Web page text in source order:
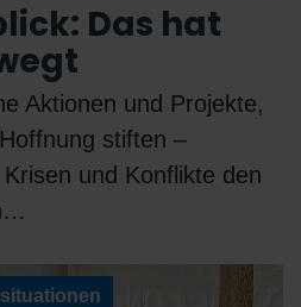
Das hat
Aktionen und Projekte,
stiften –
und Konflikte den